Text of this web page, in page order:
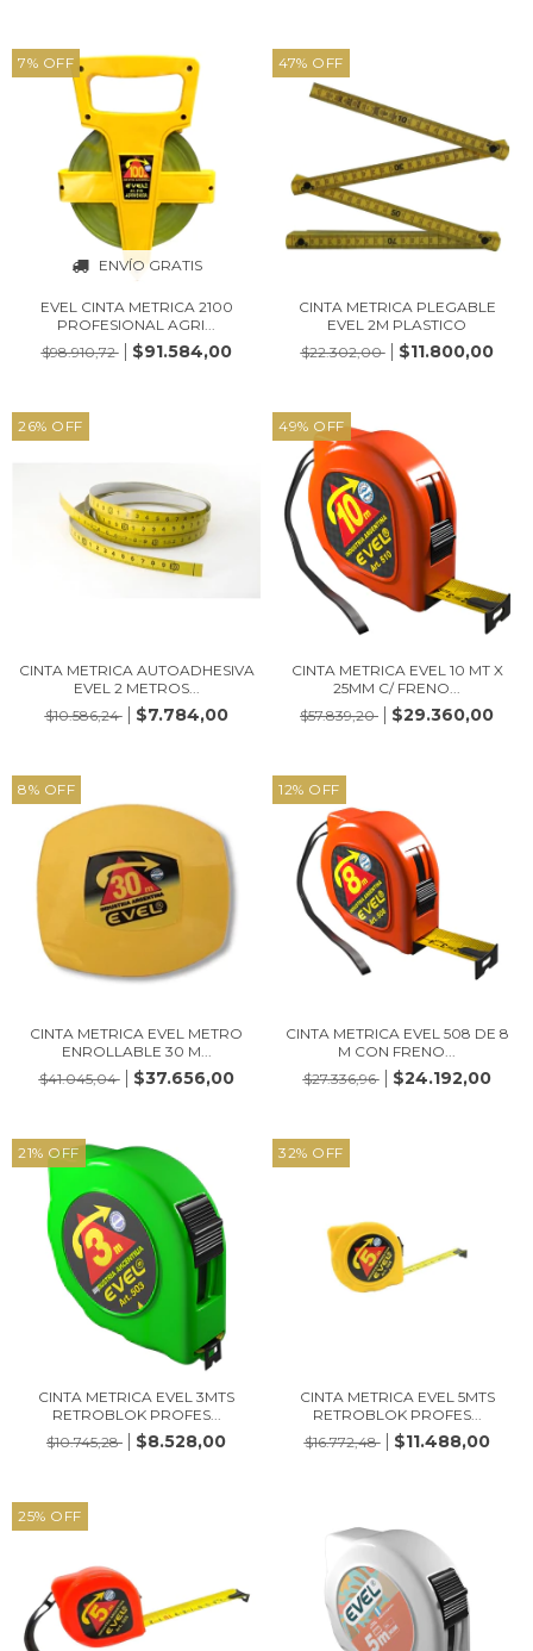
7% OFF
ENVÍO GRATIS
EVEL CINTA METRICA 2100
PROFESIONAL AGRI...
$98.910,72
$91.584,00
47% OFF
CINTA METRICA PLEGABLE
EVEL 2M PLASTICO
$22.302,00
$11.800,00
26% OFF
CINTA METRICA AUTOADHESIVA
EVEL 2 METROS...
$10.586,24
$7.784,00
49% OFF
CINTA METRICA EVEL 10 MT X
25MM C/ FRENO...
$57.839,20
$29.360,00
8% OFF
CINTA METRICA EVEL METRO
ENROLLABLE 30 M...
$41.045,04
$37.656,00
12% OFF
CINTA METRICA EVEL 508 DE 8
M CON FRENO...
$27.336,96
$24.192,00
21% OFF
CINTA METRICA EVEL 3MTS
RETROBLOK PROFES...
$10.745,28
$8.528,00
32% OFF
CINTA METRICA EVEL 5MTS
RETROBLOK PROFES...
$16.772,48
$11.488,00
25% OFF